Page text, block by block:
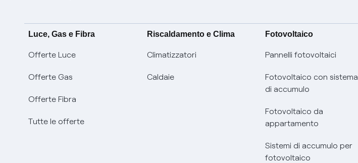
Luce, Gas e Fibra
Offerte Luce
Offerte Gas
Offerte Fibra
Tutte le offerte
Riscaldamento e Clima
Climatizzatori
Caldaie
Fotovoltaico
Pannelli fotovoltaici
Fotovoltaico con sistema
di accumulo
Fotovoltaico da
appartamento
Sistemi di accumulo per
fotovoltaico